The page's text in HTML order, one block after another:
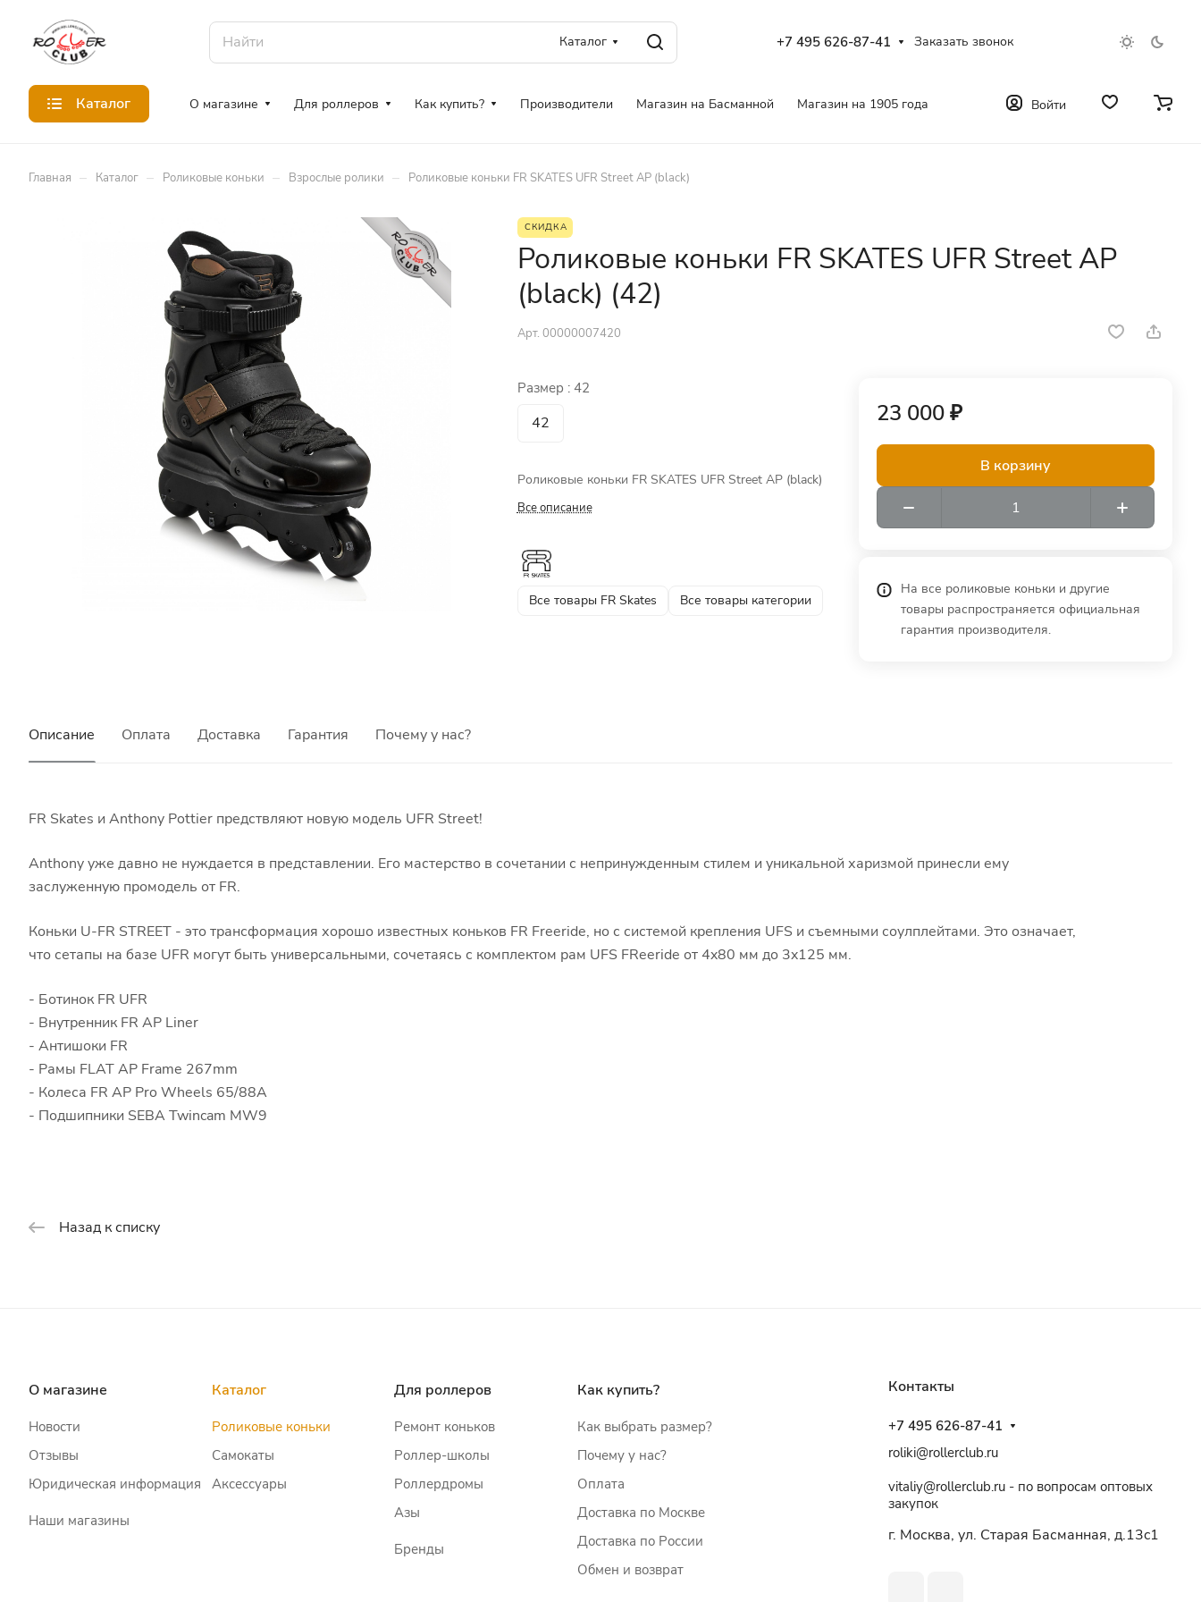
Каталог +7 495 626-87-41 Заказать звонок
Каталог О магазине Для роллеров Как купить? Производители Магазин на Басманной Магазин на 1905 года Войти
Главная – Каталог – Роликовые коньки – Взрослые ролики – Роликовые коньки FR SKATES UFR Street AP (black)
СКИДКА
Роликовые коньки FR SKATES UFR Street AP
(black) (42)
Арт. 00000007420
Размер : 42
42
Роликовые коньки FR SKATES UFR Street AP (black)
Все описание
Все товары FR Skates Все товары категории
23 000 ₽
В корзину
На все роликовые коньки и другие
товары распространяется официальная
гарантия производителя.
Описание Оплата Доставка Гарантия Почему у нас?
FR Skates и Anthony Pottier предствляют новую модель UFR Street!
Anthony уже давно не нуждается в представлении. Его мастерство в сочетании с непринужденным стилем и уникальной харизмой принесли ему
заслуженную промодель от FR.
Коньки U-FR STREET - это трансформация хорошо известных коньков FR Freeride, но с системой крепления UFS и съемными соулплейтами. Это означает,
что сетапы на базе UFR могут быть универсальными, сочетаясь с комплектом рам UFS FReeride от 4x80 мм до 3x125 мм.
- Ботинок FR UFR
- Внутренник FR AP Liner
- Антишоки FR
- Рамы FLAT AP Frame 267mm
- Колеса FR AP Pro Wheels 65/88A
- Подшипники SEBA Twincam MW9
Назад к списку
О магазине
Новости
Отзывы
Юридическая информация
Наши магазины
Каталог
Роликовые коньки
Самокаты
Аксессуары
Для роллеров
Ремонт коньков
Роллер-школы
Роллердромы
Азы
Бренды
Как купить?
Как выбрать размер?
Почему у нас?
Оплата
Доставка по Москве
Доставка по России
Обмен и возврат
Контакты
+7 495 626-87-41
roliki@rollerclub.ru
vitaliy@rollerclub.ru - по вопросам оптовых
закупок
г. Москва, ул. Старая Басманная, д.13c1